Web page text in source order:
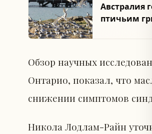
Австралия
птичьим
Обзор научных
Онтарио, показал, что
снижении симптомов
Никола Лодлам-Райн